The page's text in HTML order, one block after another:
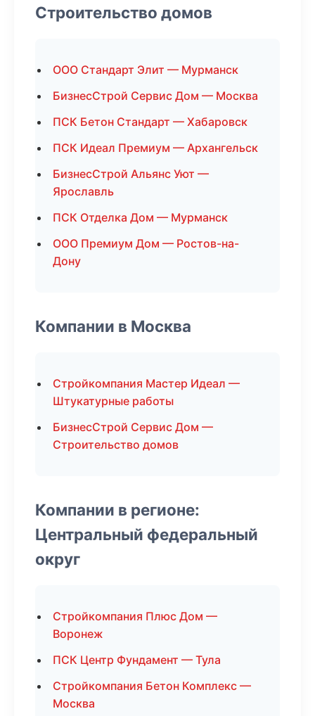
Строительство домов
ООО Стандарт Элит — Мурманск
БизнесСтрой Сервис Дом — Москва
ПСК Бетон Стандарт — Хабаровск
ПСК Идеал Премиум — Архангельск
БизнесСтрой Альянс Уют —
Ярославль
ПСК Отделка Дом — Мурманск
ООО Премиум Дом — Ростов-на-
Дону
Компании в Москва
Стройкомпания Мастер Идеал —
Штукатурные работы
БизнесСтрой Сервис Дом —
Строительство домов
Компании в регионе:
Центральный федеральный
округ
Стройкомпания Плюс Дом —
Воронеж
ПСК Центр Фундамент — Тула
Стройкомпания Бетон Комплекс —
Москва